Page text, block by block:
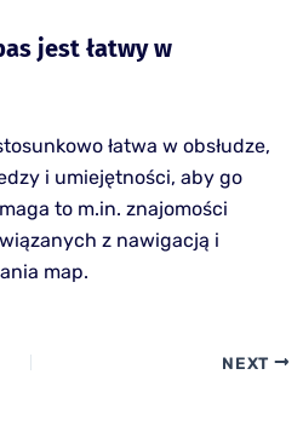
jest łatwy w
łatwa w obsłudze,
i umiejętności, aby go
to m.in. znajomości
z nawigacją i
map.
NEXT